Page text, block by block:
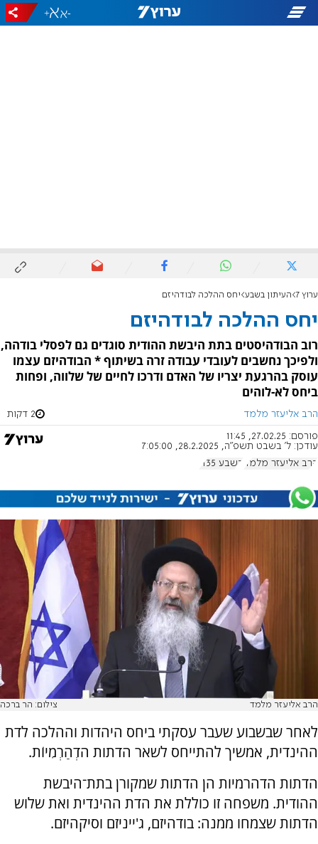
-
+
ערוץ 7 העיתון בשבע יחס ההלכה לבודהיזם
יחס ההלכה לבודהיזם
רוב הבודהיסטים בתת היבשת ההודית סוגדים גם לפסלי בודהה,
ולפיכך נחשבים לעובדי עבודה זרה בשיתוף * הבודהיזם עצמו
עוסק בהרגעת יצריו של האדם ודרכו לחיים של שלווה, ופחות
ביחס לא-לוהים
הרב אליעזר מלמד 2 דקות
פורסם: 27.02.25, 11:45
עודכן: ל' בשבט תשפ"ה, 28.2.2025, 7:05:00
הרב אליעזר מלמד בשבע 1135
הרב אליעזר מלמד צילום: הר ברכה
לאחר שבשבוע שעבר עסקתי ביחס היהדות וההלכה לדת
ההינדית, אמשיך להתייחס לשאר הדתות הדְהַרְמִיוֹת.
הדתות הדהרמיות הן הדתות שמקורן בתת־היבשת
ההודית. משפחה זו כוללת את הדת ההינדית ואת שלוש
הדתות שצמחו ממנה: בודהיזם, ג'ייניזם וסיקהיזם.